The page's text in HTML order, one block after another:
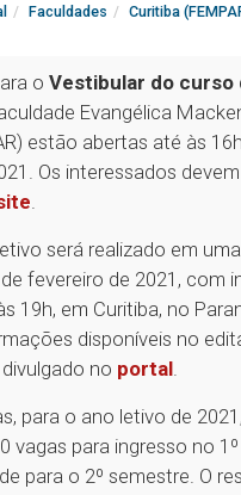
Faculdades Curitiba
o Vestibular do curso
Evangélica
estão abertas até às
Os interessados
.
será realizado em
fevereiro de 2021, com
19h, em Curitiba, no
disponíveis no
no portal.
para o ano letivo de
vagas para ingresso no
para o 2º semestre. O